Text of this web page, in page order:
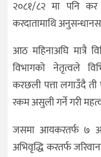
२०८१/८२ मा पनि
करदातामाथि
आठ महिनाअघि मात्रै
विभागको नेतृत्वले
करछली पत्ता लगाउँदै
रकम असुली गर्ने गरी
जसमा आयकरतर्फ ७
अभिवृद्धि करतर्फ